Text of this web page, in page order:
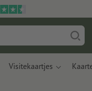
Visitekaartjes